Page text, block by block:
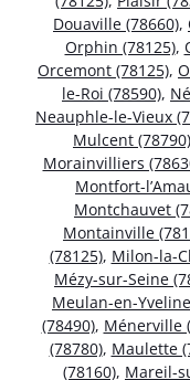
Douaville (78660),
Orphin (78125),
Orcemont (78125),
le-Roi (78590),
Neauphle-le-Vieux
Mulcent (78790)
Morainvilliers
Montfort-
Montchauvet
Montainville
(78125), Milon-la-
Mézy-sur-Seine
Meulan-en-
(78490), Ménerville
(78780), Maulette
(78160), Mareil-